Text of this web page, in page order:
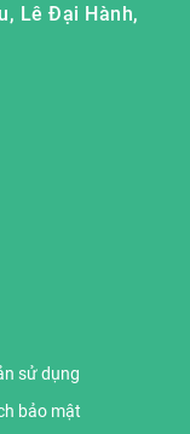
Lê Đại Hành,
sử dụng
bảo mật